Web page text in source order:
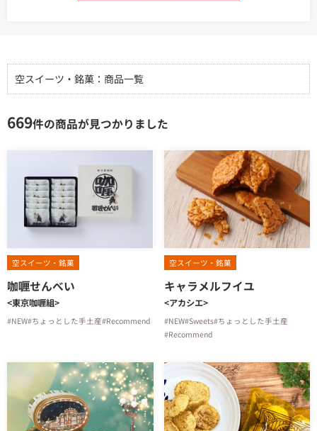
空スイーツ・銘菓：商品一覧
669件の商品が見つかりました
空スイーツ・銘菓
咖喱せんべい
<東京咖喱組>
#NEW#ちょっとした手土産#Recommend
空スイーツ・銘菓
キャラメルフイユ
<アカシエ>
#NEW#Sweets#ちょっとした手土産
#Recommend